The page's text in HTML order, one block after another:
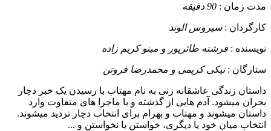
مدت زمان : 90 دقیقه
کارگردان :سیروس الوند
نویسنده : فرشته طائرپور و مینو کریم زاده
ستارگان :نیکی کریمی و محمدرضا فروتن
داستان زندگی عاشقانه زنی به نام مهتاب با رسیدن یک خبر دچار
بحران میشود. آدم هایی از گذشته و با ماجرا های متفاوت وارد
داستان میشوند و مهتاب و بهرام برای انتخاب دچار تردید میشوند.
انتخاب میان خود یا دیگری، خواستن یا نخواستن و ...